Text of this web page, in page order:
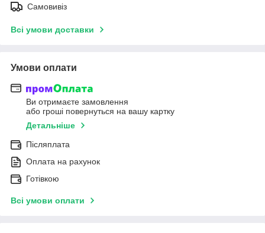
Самовивіз
Всі умови доставки
Умови оплати
Ви отримаєте замовлення
або гроші повернуться на вашу картку
Детальніше
Післяплата
Оплата на рахунок
Готівкою
Всі умови оплати